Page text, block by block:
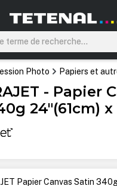
Photo Papiers et
- Papier
24"(61cm) x
d'images